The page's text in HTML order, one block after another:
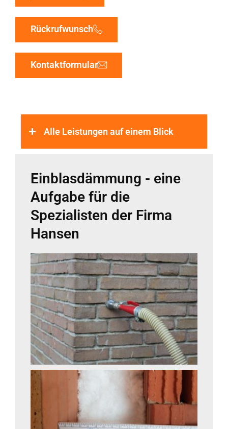
Rückrufwunsch
Kontaktformular
Alle Leistungen auf einem Blick
Einblasdämmung - eine
Aufgabe für die
Spezialisten der Firma
Hansen